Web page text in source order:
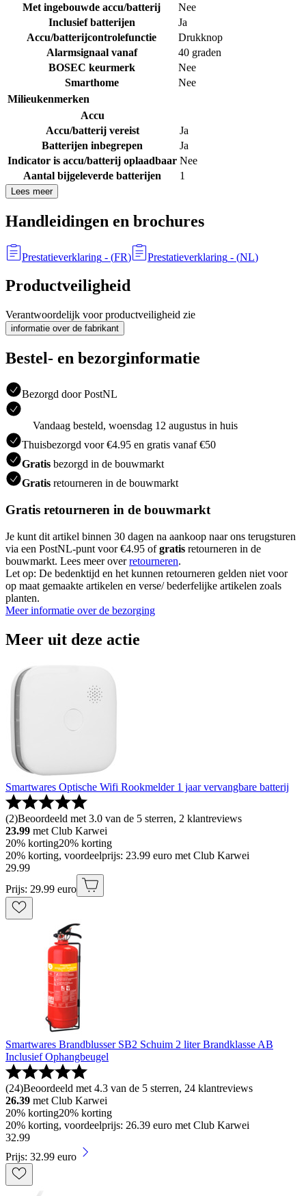
Met ingebouwde accu/batterij
Nee
Inclusief batterijen
Ja
Accu/batterijcontrolefunctie
Drukknop
Alarmsignaal vanaf
40 graden
BOSEC keurmerk
Nee
Smarthome
Nee
Milieukenmerken
Accu
Accu/batterij vereist
Ja
Batterijen inbegrepen
Ja
Indicator is accu/batterij oplaadbaar Nee
Aantal bijgeleverde batterijen
1
Lees meer
Handleidingen en brochures
Prestatieverklaring - (FR) Prestatieverklaring - (NL)
Productveiligheid
Verantwoordelijk voor productveiligheid zie
informatie over de fabrikant
Bestel- en bezorginformatie
Bezorgd door PostNL
Vandaag besteld, woensdag 12 augustus in huis
Thuisbezorgd voor €4.95 en gratis vanaf €50
Gratis bezorgd in de bouwmarkt
Gratis retourneren in de bouwmarkt
Gratis retourneren in de bouwmarkt
Je kunt dit artikel binnen 30 dagen na aankoop naar ons terugsturen
via een PostNL-punt voor €4.95 ofgratis retourneren in de
bouwmarkt. Lees meer overretourneren.
Let op: De bedenktijd en het kunnen retourneren gelden niet voor
op maat gemaakte artikelen en verse/ bederfelijke artikelen zoals
planten.
Meer informatie over de bezorging
Meer uit deze actie
Smartwares Optische Wifi Rookmelder 1 jaar vervangbare batterij
(2)Beoordeeld met 3.0 van de 5 sterren, 2 klantreviews
23.99 met Club Karwei
20% korting20% korting
20% korting, voordeelprijs: 23.99 euro met Club Karwei
29.99
Prijs: 29.99 euro
Smartwares Brandblusser SB2 Schuim 2 liter Brandklasse AB
Inclusief Ophangbeugel
(24)Beoordeeld met 4.3 van de 5 sterren, 24 klantreviews
26.39 met Club Karwei
20% korting20% korting
20% korting, voordeelprijs: 26.39 euro met Club Karwei
32.99
Prijs: 32.99 euro